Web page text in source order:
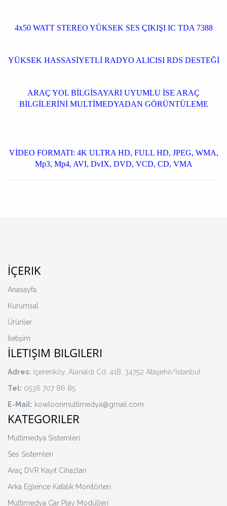
4x50 WATT STEREO YÜKSEK SES ÇIKIŞI IC TDA 7388
YÜKSEK HASSASİYETLİ RADYO ALICISI RDS DESTEĞİ
ARAÇ YOL BİLGİSAYARI UYUMLU İSE ARAÇ
BİLGİLERİNİ MULTİMEDYADAN GÖRÜNTÜLEME
VİDEO FORMATI: 4K ULTRA HD, FULL HD, JPEG, WMA,
Mp3, Mp4, AVI, DvIX, DVD, VCD, CD, VMA
İÇERIK
Anasayfa
Kurumsal
Ürünler
İletişim
İLETIŞIM BILGILERI
Adres: İçerenköy, Alanaldı Cd. 41B, 34752 Ataşehir/İstanbul
Tel: 0536 707 86 85
E-Mail: kowloonmultimedya@gmail.com
KATEGORILER
Multimedya Sistemleri
Ses Sistemleri
Araç DVR Kayıt Cihazları
Arka Eğlence Kafalık Monitörleri
Multimedya Car Play Modülleri